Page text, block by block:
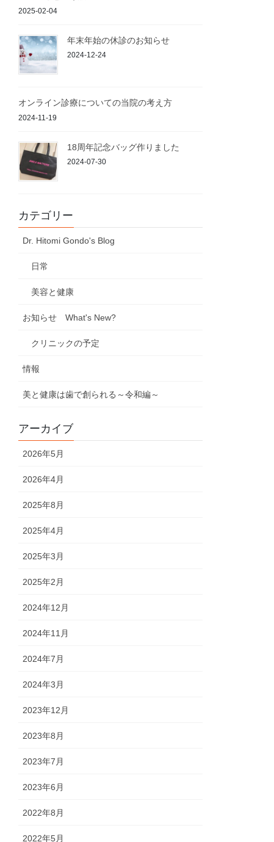
2025-02-04
年末年始の休診のお知らせ
2024-12-24
オンライン診療についての当院の考え方
2024-11-19
18周年記念バッグ作りました
2024-07-30
カテゴリー
Dr. Hitomi Gondo's Blog
日常
美容と健康
お知らせ What's New?
クリニックの予定
情報
美と健康は歯で創られる～令和編～
アーカイブ
2026年5月
2026年4月
2025年8月
2025年4月
2025年3月
2025年2月
2024年12月
2024年11月
2024年7月
2024年3月
2023年12月
2023年8月
2023年7月
2023年6月
2022年8月
2022年5月